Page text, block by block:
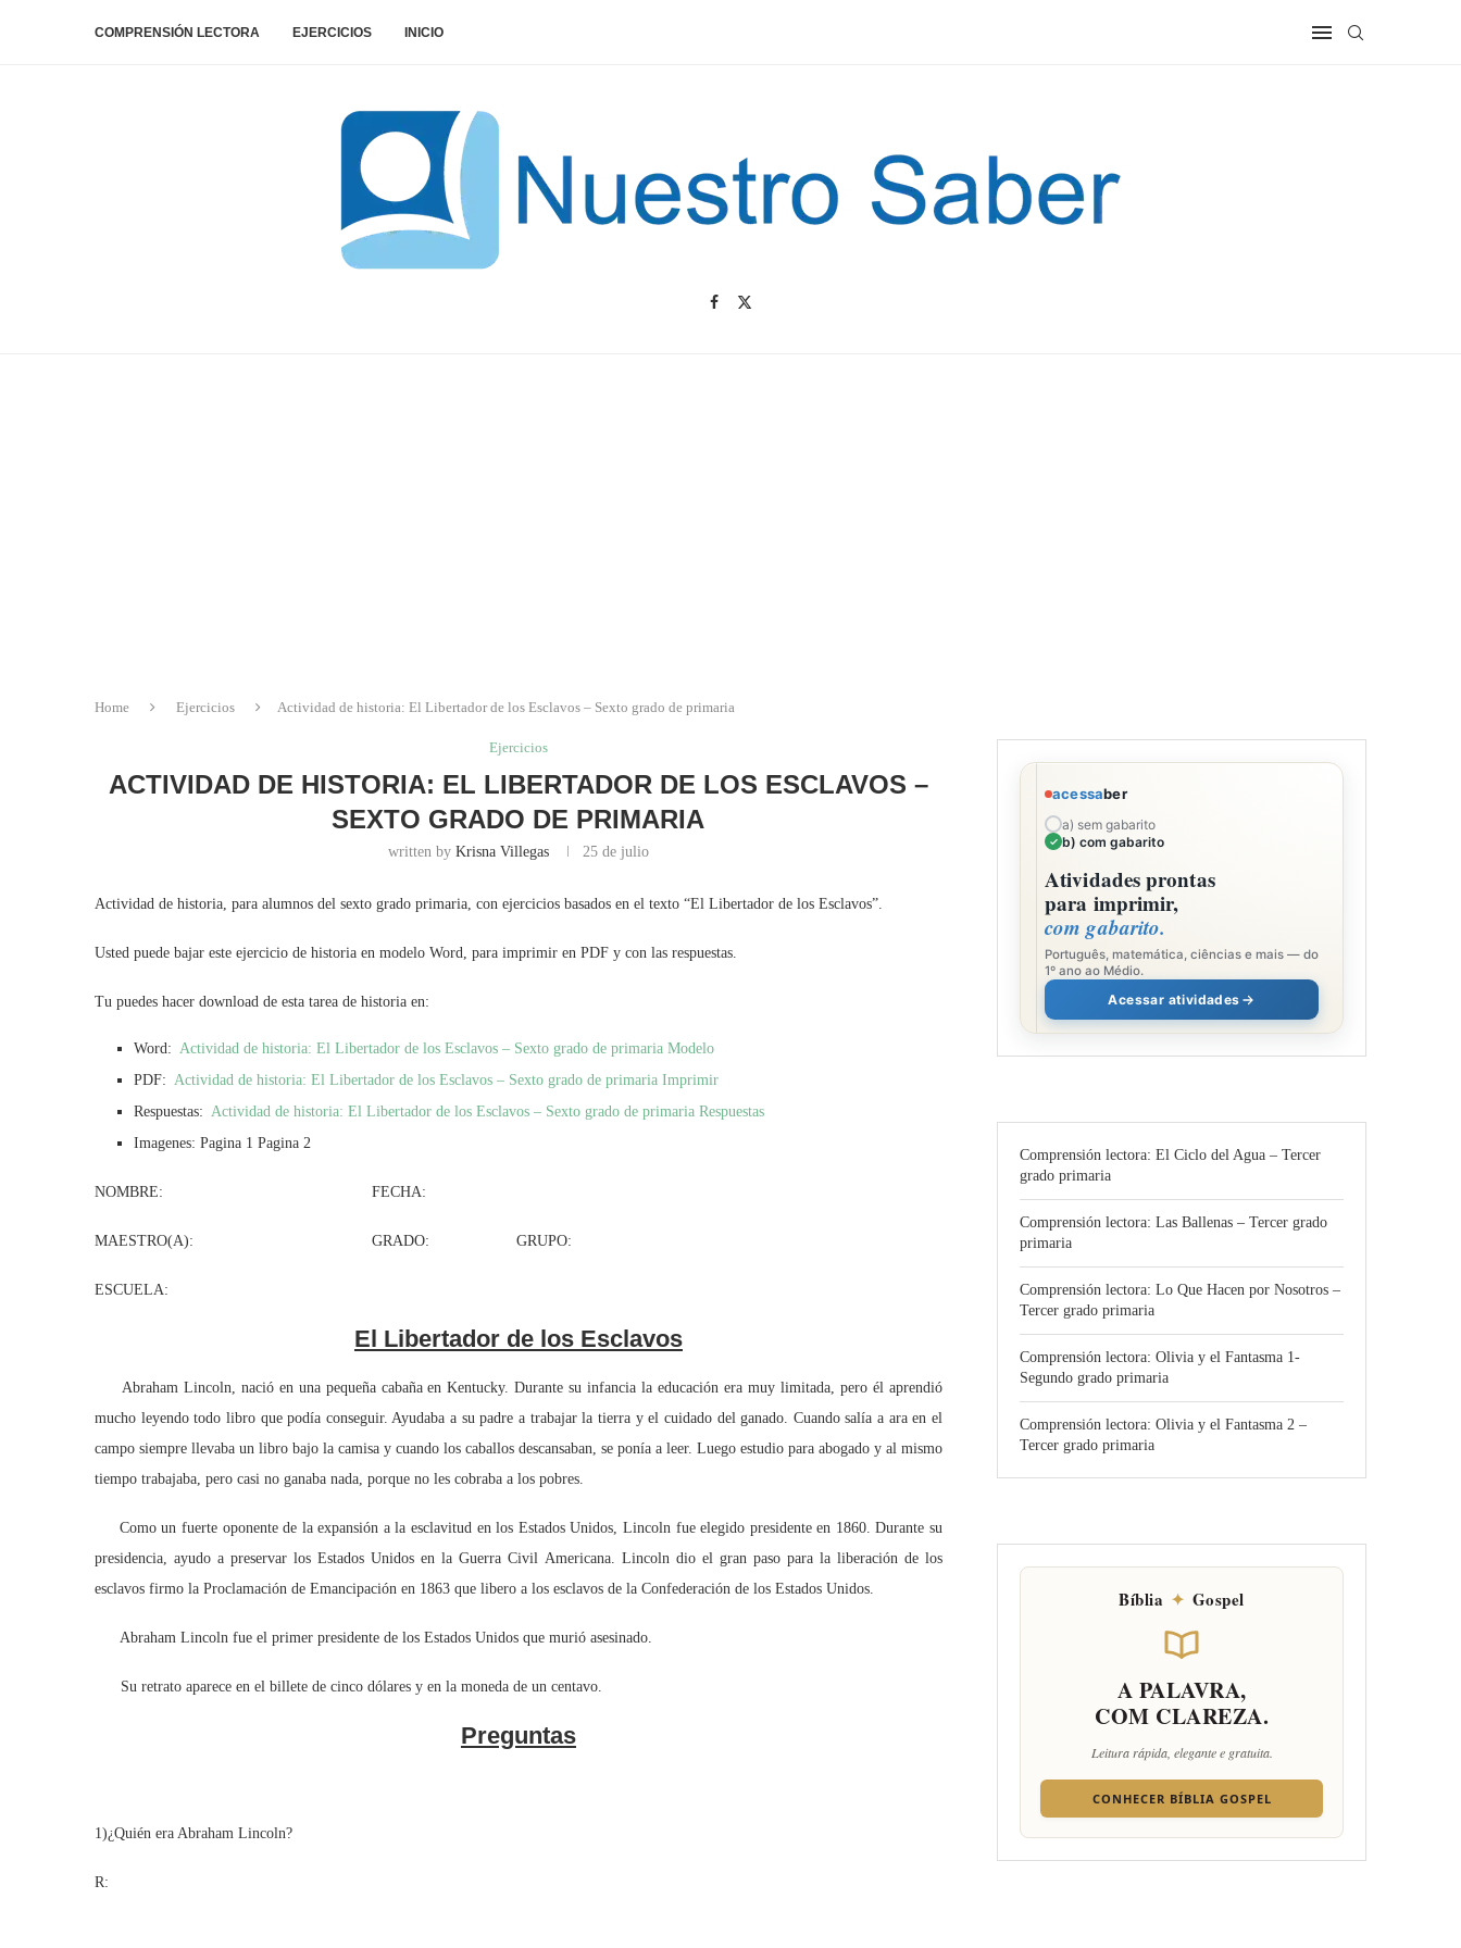
COMPRENSIÓN LECTORA EJERCICIOS INICIO
Home Ejercicios Actividad de historia: El Libertador de los Esclavos – Sexto grado de primaria
Ejercicios
ACTIVIDAD DE HISTORIA: EL LIBERTADOR DE LOS ESCLAVOS –
SEXTO GRADO DE PRIMARIA
written by Krisna Villegas 25 de julio
Actividad de historia, para alumnos del sexto grado primaria, con ejercicios basados en el texto “El Libertador de los Esclavos”.
Usted puede bajar este ejercicio de historia en modelo Word, para imprimir en PDF y con las respuestas.
Tu puedes hacer download de esta tarea de historia en:
Word: Actividad de historia: El Libertador de los Esclavos – Sexto grado de primaria Modelo
PDF: Actividad de historia: El Libertador de los Esclavos – Sexto grado de primaria Imprimir
Respuestas: Actividad de historia: El Libertador de los Esclavos – Sexto grado de primaria Respuestas
Imagenes: Pagina 1 Pagina 2
NOMBRE: FECHA:
MAESTRO(A): GRADO: GRUPO:
ESCUELA:
El Libertador de los Esclavos
Abraham Lincoln, nació en una pequeña cabaña en Kentucky. Durante su infancia la educación era muy limitada, pero él aprendió
mucho leyendo todo libro que podía conseguir. Ayudaba a su padre a trabajar la tierra y el cuidado del ganado. Cuando salía a ara en el
campo siempre llevaba un libro bajo la camisa y cuando los caballos descansaban, se ponía a leer. Luego estudio para abogado y al mismo
tiempo trabajaba, pero casi no ganaba nada, porque no les cobraba a los pobres.
Como un fuerte oponente de la expansión a la esclavitud en los Estados Unidos, Lincoln fue elegido presidente en 1860. Durante su
presidencia, ayudo a preservar los Estados Unidos en la Guerra Civil Americana. Lincoln dio el gran paso para la liberación de los
esclavos firmo la Proclamación de Emancipación en 1863 que libero a los esclavos de la Confederación de los Estados Unidos.
Abraham Lincoln fue el primer presidente de los Estados Unidos que murió asesinado.
Su retrato aparece en el billete de cinco dólares y en la moneda de un centavo.
Preguntas
1)¿Quién era Abraham Lincoln?
R:
acessaber
a) sem gabarito
b) com gabarito
Atividades prontas
para imprimir,
com gabarito.
Português, matemática, ciências e mais — do
1º ano ao Médio.
Acessar atividades
Comprensión lectora: El Ciclo del Agua – Tercer
grado primaria
Comprensión lectora: Las Ballenas – Tercer grado
primaria
Comprensión lectora: Lo Que Hacen por Nosotros –
Tercer grado primaria
Comprensión lectora: Olivia y el Fantasma 1-
Segundo grado primaria
Comprensión lectora: Olivia y el Fantasma 2 –
Tercer grado primaria
Bíblia ✦ Gospel
A PALAVRA,
COM CLAREZA.
Leitura rápida, elegante e gratuita.
CONHECER BÍBLIA GOSPEL